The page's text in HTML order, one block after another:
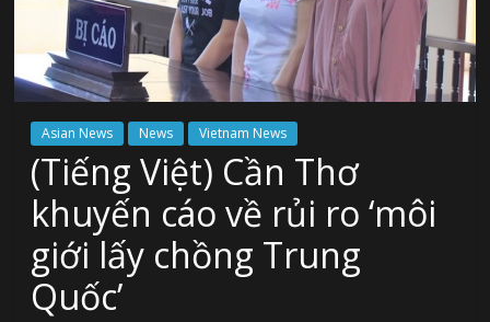
Asian News News Vietnam News
(Tiếng Việt) Cần Thơ
khuyến cáo về rủi ro ‘môi
giới lấy chồng Trung
Quốc’